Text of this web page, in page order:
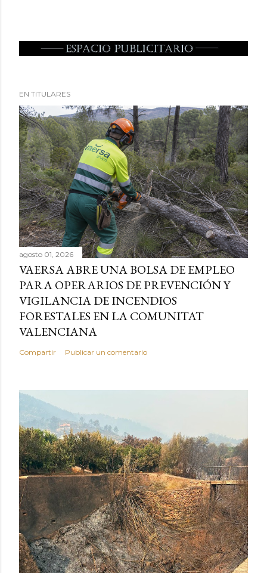
EN TITULARES
agosto 01, 2026
VAERSA ABRE UNA BOLSA DE EMPLEO
PARA OPERARIOS DE PREVENCIÓN Y
VIGILANCIA DE INCENDIOS
FORESTALES EN LA COMUNITAT
VALENCIANA
Compartir Publicar un comentario